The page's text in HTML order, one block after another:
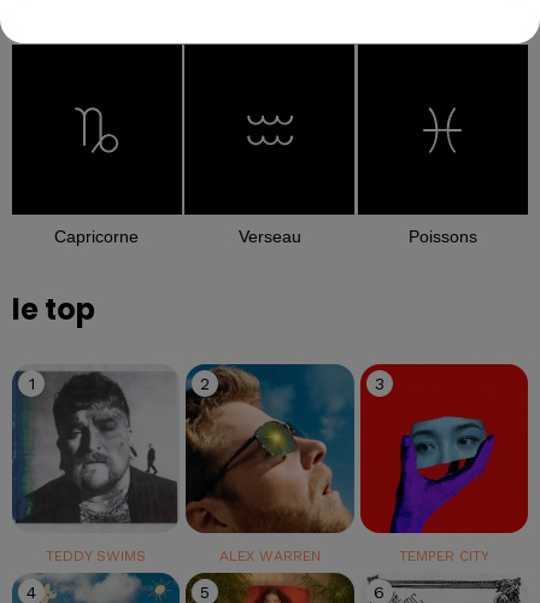
Capricorne Verseau Poissons
le top
1
TEDDY SWIMS
2
ALEX WARREN
3
TEMPER CITY
4 5 6